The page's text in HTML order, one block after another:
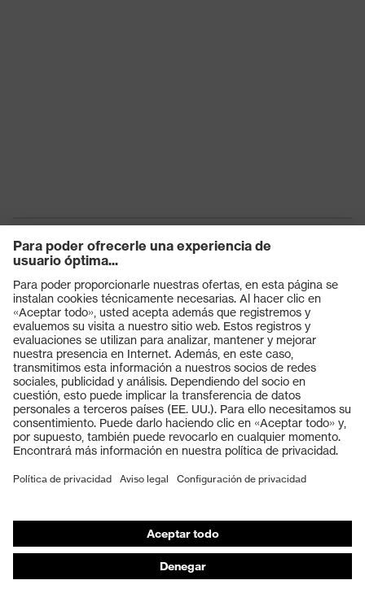
Productos
Gafas protectoras
Cascos protectores
Guantes de seguridad
Calzado de protección
EPI individual
Protección de los oídos
Ropa de protección y ropa de trabajo